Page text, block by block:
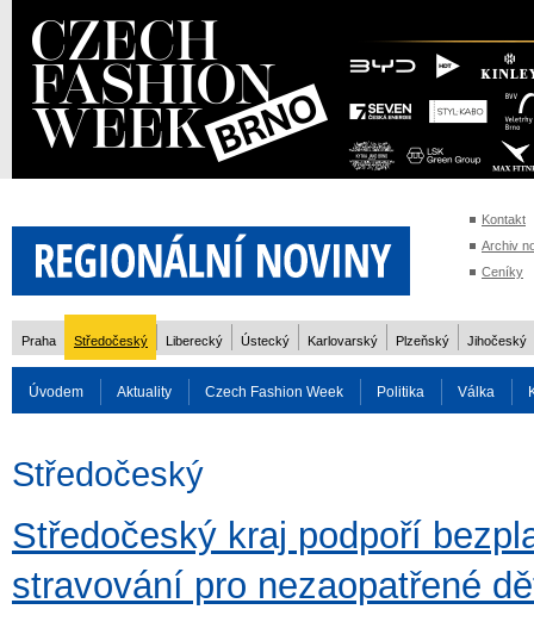
Kontakt
Archiv
Ceníky
Praha Středočeský Liberecký Ústecký Karlovarský Plzeňský Jihočeský
Úvodem Aktuality Czech Fashion Week Politika Válka
Středočeský
Středočeský kraj podpoří
stravování pro nezaopatřené